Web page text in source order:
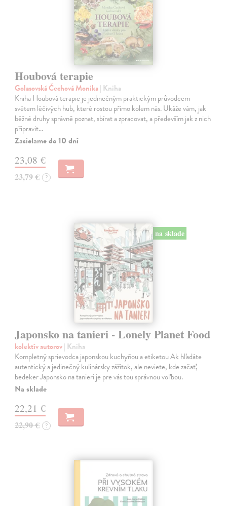
Houbová terapie
Golasovská Čechová Monika| Kniha
Kniha Houbová terapie je jedinečným praktickým průvodcem
světem léčivých hub, které rostou přímo kolem nás. Ukáže vám, jak
běžné druhy správně poznat, sbírat a zpracovat, a především jak z nich
připravit…
Zasielame do 10 dní
23,08 €
23,79 € ?
na sklade
Japonsko na tanieri - Lonely Planet Food
kolektív autorov| Kniha
Kompletný sprievodca japonskou kuchyňou a etiketou Ak hľadáte
autentický a jedinečný kulinársky zážitok, ale neviete, kde začať,
bedeker Japonsko na tanieri je pre vás tou správnou voľbou.
Na sklade
22,21 €
22,90 € ?